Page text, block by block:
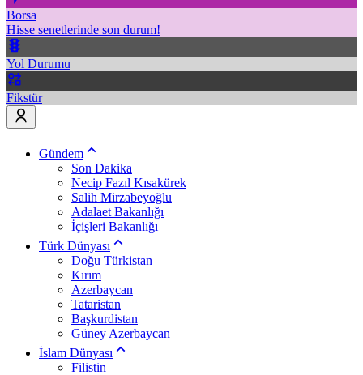
Borsa
Hisse senetlerinde son durum!
Yol Durumu
Fikstür
Gündem
Son Dakika
Necip Fazıl Kısakürek
Salih Mirzabeyoğlu
Adalaet Bakanlığı
İçişleri Bakanlığı
Türk Dünyası
Doğu Türkistan
Kırım
Azerbaycan
Tataristan
Başkurdistan
Güney Azerbaycan
İslam Dünyası
Filistin